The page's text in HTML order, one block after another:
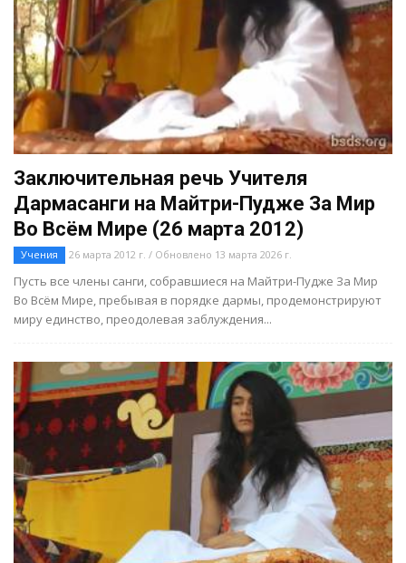
Заключительная речь Учителя
Дармасанги на Майтри-Пудже За Мир
Во Всём Мире (26 марта 2012)
Учения 26 марта 2012 г. / Обновлено 13 марта 2026 г.
Пусть все члены санги, собравшиеся на Майтри-Пудже За Мир
Во Всём Мире, пребывая в порядке дармы, продемонстрируют
миру единство, преодолевая заблуждения...